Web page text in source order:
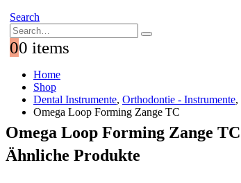
Search
00 items
Home
Shop
Dental Instrumente, Orthodontie - Instrumente,
Omega Loop Forming Zange TC
Omega Loop Forming Zange TC
Ähnliche Produkte